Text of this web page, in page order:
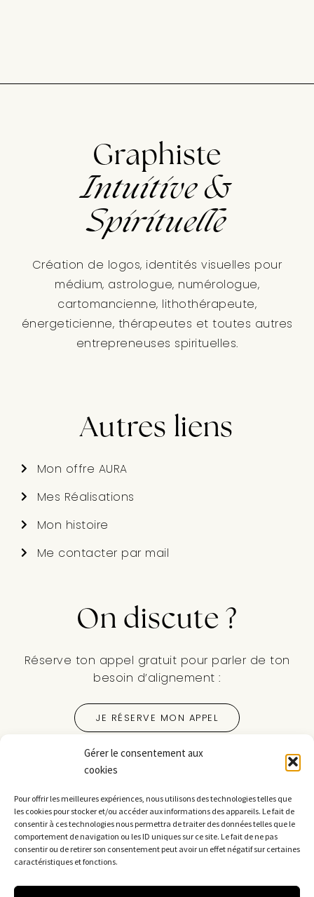
Gérer le consentement aux
cookies
Pour offrir les meilleures expériences, nous utilisons des technologies telles que
les cookies pour stocker et/ou accéder aux informations des appareils. Le fait de
consentir à ces technologies nous permettra de traiter des données telles que le
comportement de navigation ou les ID uniques sur ce site. Le fait de ne pas
consentir ou de retirer son consentement peut avoir un effet négatif sur certaines
caractéristiques et fonctions.
Graphiste
Intuitive &
Spirituelle
Création de logos, identités visuelles pour
médium, astrologue, numérologue,
cartomancienne, lithothérapeute,
énergeticienne, thérapeutes et toutes autres
entrepreneuses spirituelles.
Autres liens
Mon offre AURA
Mes Réalisations
Mon histoire
Me contacter par mail
On discute ?
Réserve ton appel gratuit pour parler de ton
besoin d’alignement :
JE RÉSERVE MON APPEL
Suis-moi sur les réseaux sociaux :